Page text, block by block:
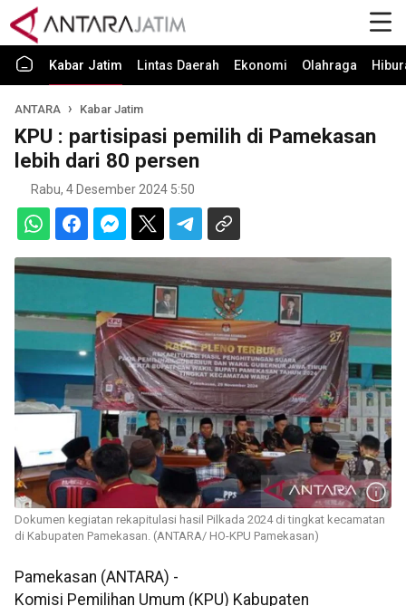
Kabar Jatim Lintas Daerah Ekonomi Olahraga
ANTARA Kabar Jatim
KPU : partisipasi pemilih di Pamekasan
lebih dari 80 persen
Rabu, 4 Desember 2024 5:50
Dokumen kegiatan rekapitulasi hasil Pilkada 2024 di tingkat kecamatan
di Kabupaten Pamekasan. (ANTARA/ HO-KPU Pamekasan)
Pamekasan (ANTARA) -
Komisi Pemilihan Umum (KPU) Kabupaten